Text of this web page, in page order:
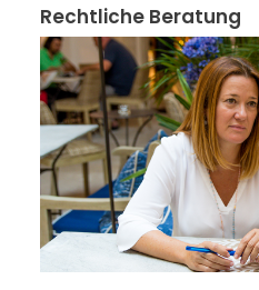
Rechtliche Beratung